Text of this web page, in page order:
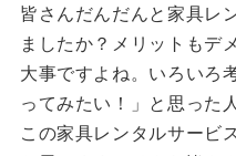
皆さんだんだんと家具レ
ましたか？メリットもデ
大事ですよね。いろいろ
ってみたい！」と思った
この家具レンタルサービ